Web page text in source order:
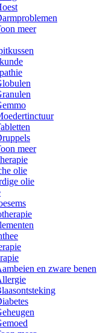
meer
meer
olie
olie
en zware benen